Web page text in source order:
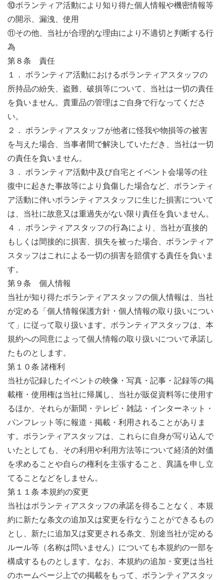
⑩ボランティア活動により知り得た個人情報や機密情報等
の開示、漏洩、使用
⑪その他、当社が合理的な理由により不適切と判断する行
為
第８条 責任
１． ボランティア活動におけるボランティアスタッフの
所持品の紛失、盗難、破損等について、当社は一切の責任
を負いません。貴重品の管理はご自身で行なってくださ
い。
２． ボランティアスタッフが他者に怪我や物損等の被害
を与えた場合、当事者間で解決していただき、当社は一切
の責任を負いません。
３． ボランティア活動中及び自宅とイベント会場等の往
復中に起きた事故等により負傷した場合など、ボランティ
ア活動に伴いボランティアスタッフに生じた損害について
は、当社に故意又は重過失がない限り責任を負いません。
４． ボランティアスタッフの行為により、当社が直接的
もしくは間接的に損害、損失を被った場合、ボランティア
スタッフはこれによる一切の損害を賠償する責任を負いま
す。
第９条 個人情報
当社が知り得たボランティアスタッフの個人情報は、当社
が定める「個人情報保護方針・個人情報の取り扱いについ
て」に従って取り扱います。ボランティアスタッフは、本
規約への同意によって個人情報の取り扱いについて承諾し
たものとします。
第１０条 諸権利
当社が記録したイベントの映像・写真・記事・記録等の掲
載権・使用権は当社に帰属し、当社が販促資料等に使用す
るほか、それらが新聞・テレビ・雑誌・インターネット・
パンフレット等に報道・掲載・利用されることがありま
す。ボランティアスタッフは、これらに自身が写り込んで
いたとしても、その利用や利用方法等について経済的対価
を求めることや自らの権利を主張すること、異議を申し立
てることなどをしません。
第１１条 本規約の変更
当社はボランティアスタッフの承諾を得ることなく、本規
約に新たな条文の追加又は変更を行なうことができるもの
とし、新たに追加又は変更される条文、別途当社が定める
ルール等（名称は問いません）についても本規約の一部を
構成するものとします。なお、本規約の追加・変更は当社
のホームページ上での掲載をもって、ボランティアスタッ